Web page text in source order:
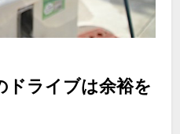
ドライブは余裕を